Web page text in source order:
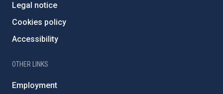
Legal notice
Cookies policy
Accessibility
OTHER LINKS
Employment